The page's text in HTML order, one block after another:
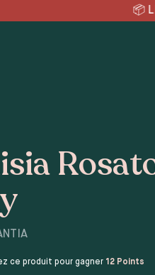
ce produit pour gagner 12Points